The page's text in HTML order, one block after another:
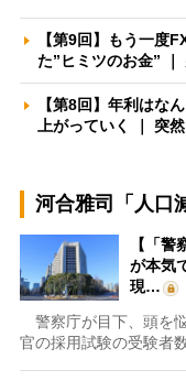
【第9回】もう一度
た”ヒミツのお金”
【第8回】年利はな
上がっていく ｜ 突
河合雅司「人口
【「
が本気
現…
警察庁が目下、頭を
官の採用試験の受験者